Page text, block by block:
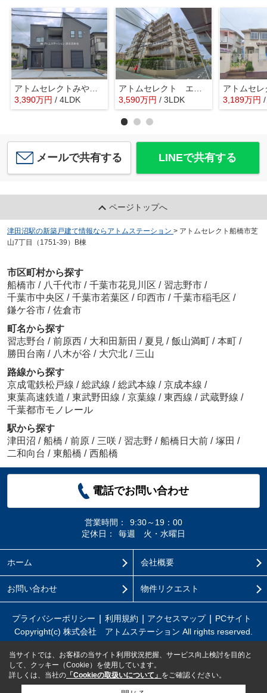
アトムセレクトみやぎ台2丁目１号棟
3,390万円 / 4LDK
アトムセレクト エステ・スクエア船橋7階
3,590万円 / 3LDK 3,189万円
メールで共有する LINEで共有する
ページトップへ
津田沼駅の新築戸建て情報ならアトムステーション > アトムセレクト船橋市芝
山7丁目（1751-39）B棟
市区町村から探す
船橋市 / 八千代市 / 千葉市花見川区 / 習志野市 /
千葉市中央区 / 千葉市若葉区 / 印西市 / 千葉市稲毛区 /
鎌ケ谷市 / 佐倉市
町名から探す
習志野台 / 前原西 / 大和田新田 / 夏見 / 飯山満町 / 本町 /
勝田台南 / 八木が谷 / 大穴北 / 三山
路線から探す
京成電鉄松戸線 / 総武線 / 総武本線 / 京成本線 /
東葉高速鉄道 / 東武野田線 / 京葉線 / 東西線 / 武蔵野線 /
千葉都市モノレール
駅から探す
津田沼 / 船橋 / 前原 / 三咲 / 習志野 / 船橋日大前 / 塚田 /
二和向台 / 東船橋 / 西船橋
電話でお問い合わせ
営業時間：
9:30～19：00
定休日：
毎週 火・水曜日
ホーム 会社概要
お問い合わせ 物件リクエスト
プライバシーポリシー 利用規約 アクセスマップ
PCサイト
Copyright(c) 株式会社 アトムステーション All rights reserved.
当サイトでは、お客様の当サイト利用状況把握、サービス向上検討を目的と
して、クッキー（Cookie）を使用しています。
詳しくは、当社の 「Cookieの取扱いについて」 をご確認ください。